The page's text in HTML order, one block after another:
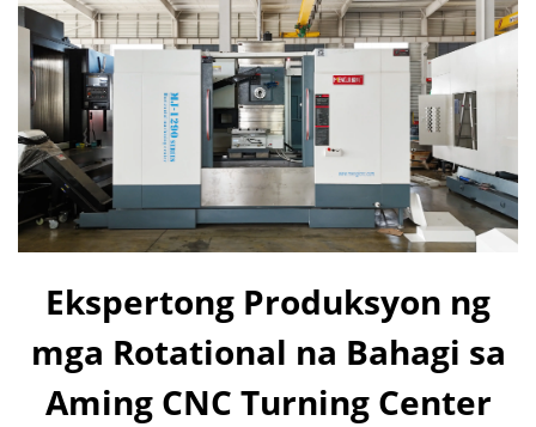
Pag-aaplay
Ilagay
Balita
Makipag-ugnayan sa Amin
Ekspertong Produksyon ng
mga Rotational na Bahagi sa
Aming CNC Turning Center